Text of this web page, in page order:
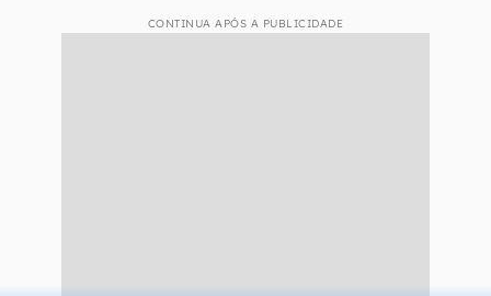
CONTINUA APÓS A PUBLICIDADE